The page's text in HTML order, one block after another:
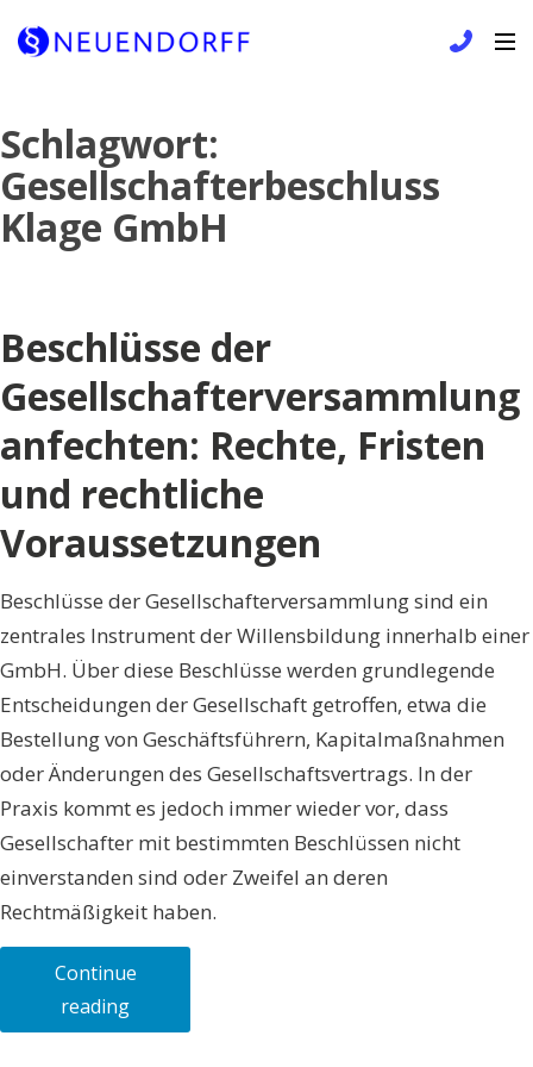
to
content
Schlagwort:
Gesellschafterbeschluss
Klage GmbH
Beschlüsse der
Gesellschafterversammlung
anfechten: Rechte, Fristen
und rechtliche
Voraussetzungen
Beschlüsse der Gesellschafterversammlung sind ein
zentrales Instrument der Willensbildung innerhalb einer
GmbH. Über diese Beschlüsse werden grundlegende
Entscheidungen der Gesellschaft getroffen, etwa die
Bestellung von Geschäftsführern, Kapitalmaßnahmen
oder Änderungen des Gesellschaftsvertrags. In der
Praxis kommt es jedoch immer wieder vor, dass
Gesellschafter mit bestimmten Beschlüssen nicht
einverstanden sind oder Zweifel an deren
Rechtmäßigkeit haben.
Continue
reading„Beschlüsse
der